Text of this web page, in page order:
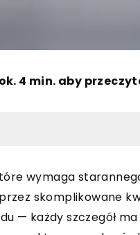
4 min. aby
wymaga
skomplikowane
— każdy szczegół